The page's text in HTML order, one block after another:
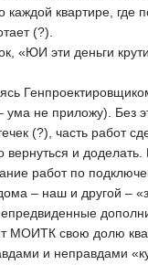
каждой квартире,
(?).
эти деньги
не приложу). Без
(?), часть работ
и доделать.
работ по
– наш и другой –
МОИТК свою долю
и